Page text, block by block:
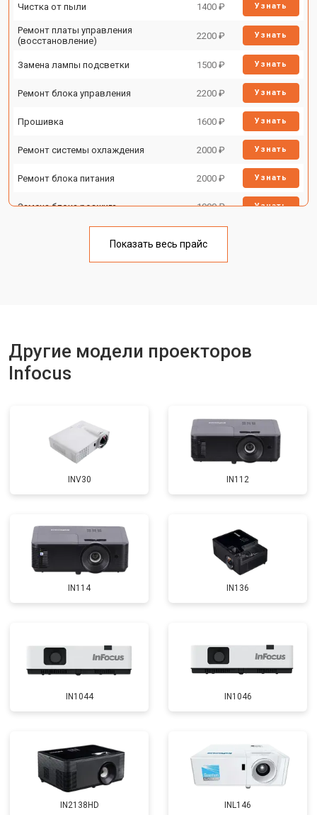
Чистка от пыли 1400 ₽ Узнать
Ремонт платы управления
(восстановление)
2200 ₽ Узнать
Замена лампы подсветки 1500 ₽ Узнать
Ремонт блока управления 2200 ₽ Узнать
Прошивка 1600 ₽ Узнать
Ремонт системы охлаждения 2000 ₽ Узнать
Ремонт блока питания 2000 ₽ Узнать
Замена блока розжига 1900 ₽ Узнать
Показать весь прайс
Другие модели проекторов
Infocus
INV30 IN112
IN114 IN136
IN1044 IN1046
IN2138HD INL146